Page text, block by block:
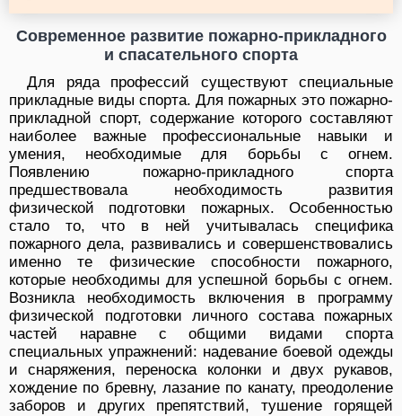
Современное развитие пожарно-прикладного
и спасательного спорта
Для ряда профессий существуют специальные
прикладные виды спорта. Для пожарных это пожарно-
прикладной спорт, содержание которого составляют
наиболее важные профессиональные навыки и
умения, необходимые для борьбы с огнем.
Появлению пожарно-прикладного спорта
предшествовала необходимость развития
физической подготовки пожарных. Особенностью
стало то, что в ней учитывалась специфика
пожарного дела, развивались и совершенствовались
именно те физические способности пожарного,
которые необходимы для успешной борьбы с огнем.
Возникла необходимость включения в программу
физической подготовки личного состава пожарных
частей наравне с общими видами спорта
специальных упражнений: надевание боевой одежды
и снаряжения, переноска колонки и двух рукавов,
хождение по бревну, лазание по канату, преодоление
заборов и других препятствий, тушение горящей